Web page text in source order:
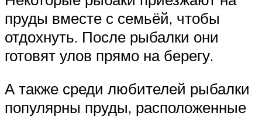
пруды вместе с семьёй, чтобы
отдохнуть. После рыбалки они
готовят улов прямо на берегу.
А также среди любителей рыбалки
популярны пруды, расположенные